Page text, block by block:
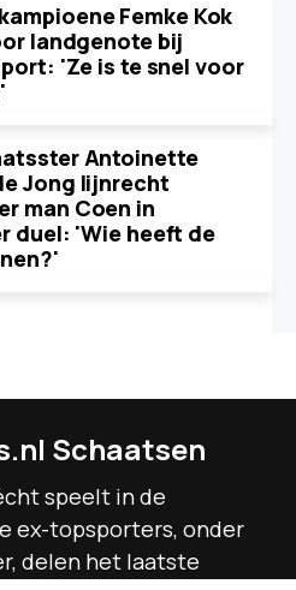
Femke Kok
landgenote bij
'Ze is te snel voor
Antoinette
Jong lijnrecht
man Coen in
duel: 'Wie heeft de